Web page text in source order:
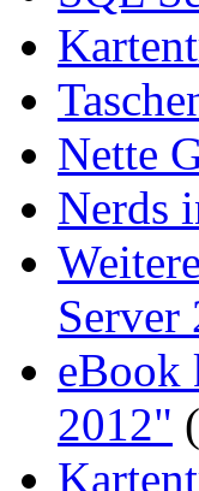
Nette
Nerds
Server
eBook
2012"